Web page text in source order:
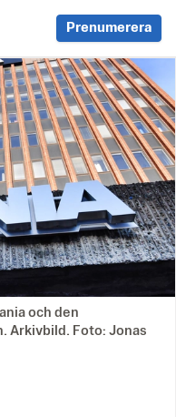
Prenumerera
och den
Arkivbild. Foto: Jonas